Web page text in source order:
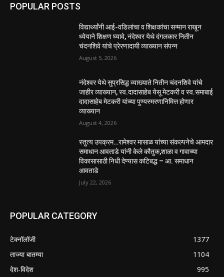
POPULAR POSTS
विद्यार्थ्यांनी आई-वडिलांचा व शिक्षकांचा सन्मान राखून
ध्येयाने शिक्षण घ्यावे, नंदेश्वर येथे दंगलकार नितीन
चंदनशिवे यांचे प्रेरणादायी व्याख्यान संपन्न
August 5, 2026
नंदेश्वर येथे सुप्रसिद्ध व्याख्याते नितीन चंदनशिवे यांचे
जाहीर व्याख्यान, स्व.दादासाहेब येसू मेटकरी व स्व.समाबाई
दादासाहेब मेटकरी यांच्या पुण्यस्मरणानिमित्त होणार
व्याख्यान
August 4, 2026
स्तुत्य उपक्रम…रामेश्वर मासाळ यांच्या संकल्पनेचे आमदार
समाधान आवताडे यांनी केले कौतुक,शाळा व गावाच्या
विकासासाठी निधी देण्यास कटिबद्ध – आ. समाधान
आवताडे
July 22, 2026
POPULAR CATEGORY
टेक्नॉलॉजी
1377
ताज्या बातम्या
1104
देश-विदेश
995